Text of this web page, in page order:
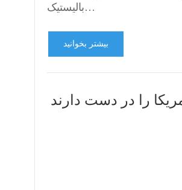
بالیستیک…
بیشتر بخوانید